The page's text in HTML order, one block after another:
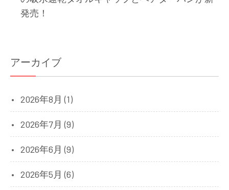
発売！
アーカイブ
2026年8月 (1)
2026年7月 (9)
2026年6月 (9)
2026年5月 (6)